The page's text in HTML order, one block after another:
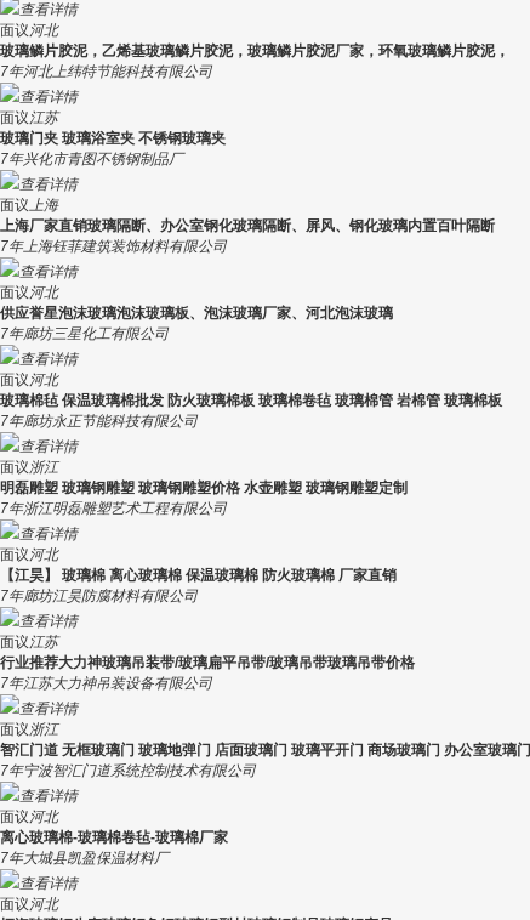
查看详情
面议河北
玻璃鳞片胶泥，乙烯基玻璃鳞片胶泥，玻璃鳞片胶泥厂家，环氧玻璃鳞片胶泥，
7年河北上纬特节能科技有限公司
查看详情
面议江苏
玻璃门夹 玻璃浴室夹 不锈钢玻璃夹
7年兴化市青图不锈钢制品厂
查看详情
面议上海
上海厂家直销玻璃隔断、办公室钢化玻璃隔断、屏风、钢化玻璃内置百叶隔断
7年上海钰菲建筑装饰材料有限公司
查看详情
面议河北
供应誉星泡沫玻璃泡沫玻璃板、泡沫玻璃厂家、河北泡沫玻璃
7年廊坊三星化工有限公司
查看详情
面议河北
玻璃棉毡 保温玻璃棉批发 防火玻璃棉板 玻璃棉卷毡 玻璃棉管 岩棉管 玻璃棉板
7年廊坊永正节能科技有限公司
查看详情
面议浙江
明磊雕塑 玻璃钢雕塑 玻璃钢雕塑价格 水壶雕塑 玻璃钢雕塑定制
7年浙江明磊雕塑艺术工程有限公司
查看详情
面议河北
【江昊】 玻璃棉 离心玻璃棉 保温玻璃棉 防火玻璃棉 厂家直销
7年廊坊江昊防腐材料有限公司
查看详情
面议江苏
行业推荐大力神玻璃吊装带/玻璃扁平吊带/玻璃吊带玻璃吊带价格
7年江苏大力神吊装设备有限公司
查看详情
面议浙江
智汇门道 无框玻璃门 玻璃地弹门 店面玻璃门 玻璃平开门 商场玻璃门 办公室玻璃门
7年宁波智汇门道系统控制技术有限公司
查看详情
面议河北
离心玻璃棉-玻璃棉卷毡-玻璃棉厂家
7年大城县凯盈保温材料厂
查看详情
面议河北